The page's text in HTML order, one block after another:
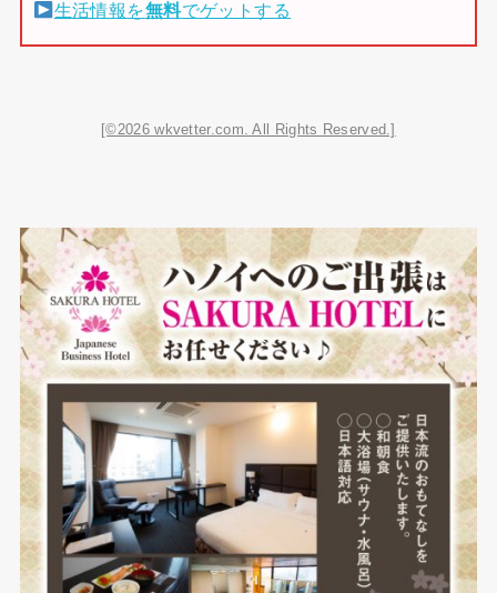
生活情報を無料でゲットする
[©2026 wkvetter.com. All Rights Reserved.]